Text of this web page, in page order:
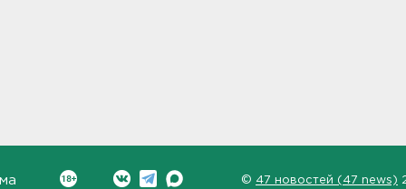
© 47 новостей (47 news)